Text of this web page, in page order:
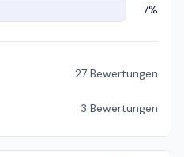
7%
27 Bewertungen
3 Bewertungen